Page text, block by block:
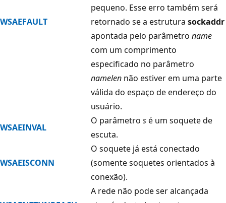
WSAEFAULT
pequeno. Esse erro também será
retornado se a estrutura sockaddr
apontada pelo parâmetro name
com um comprimento
especificado no parâmetro
namelen não estiver em uma parte
válida do espaço de endereço do
usuário.
WSAEINVAL
O parâmetro sé um soquete de
escuta.
WSAEISCONN
O soquete já está conectado
(somente soquetes orientados à
conexão).
A rede não pode ser alcançada